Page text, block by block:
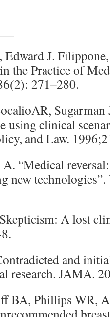
Edward J.
the Practice of
271–280.
Sugarman
using clinical
and Law.
“Medical
new
A lost
and
research. JAMA.
BA, Phillips WR,